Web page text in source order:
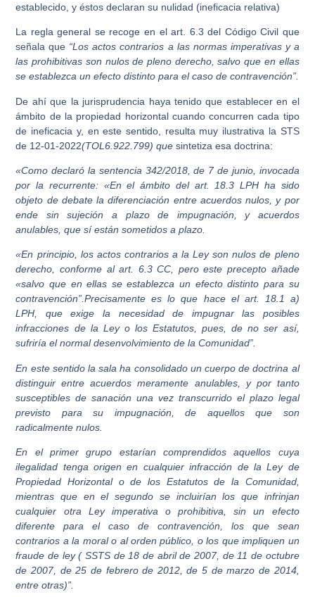
establecido, y éstos declaran su nulidad (ineficacia relativa)
La regla general se recoge en el art. 6.3 del Código Civil que
señala que “Los actos contrarios a las normas imperativas y a
las prohibitivas son nulos de pleno derecho, salvo que en ellas
se establezca un efecto distinto para el caso de contravención”.
De ahí que la jurisprudencia haya tenido que establecer en el
ámbito de la propiedad horizontal cuando concurren cada tipo
de ineficacia y, en este sentido, resulta muy ilustrativa la STS
de 12-01-2022(TOL6.922.799) que sintetiza esa doctrina:
«Como declaró la sentencia 342/2018, de 7 de junio, invocada
por la recurrente: «En el ámbito del art. 18.3 LPH ha sido
objeto de debate la diferenciación entre acuerdos nulos, y por
ende sin sujeción a plazo de impugnación, y acuerdos
anulables, que sí están sometidos a plazo.
«En principio, los actos contrarios a la Ley son nulos de pleno
derecho, conforme al art. 6.3 CC, pero este precepto añade
«salvo que en ellas se establezca un efecto distinto para su
contravención”.Precisamente es lo que hace el art. 18.1 a)
LPH, que exige la necesidad de impugnar las posibles
infracciones de la Ley o los Estatutos, pues, de no ser así,
sufriría el normal desenvolvimiento de la Comunidad”.
En este sentido la sala ha consolidado un cuerpo de doctrina al
distinguir entre acuerdos meramente anulables, y por tanto
susceptibles de sanación una vez transcurrido el plazo legal
previsto para su impugnación, de aquellos que son
radicalmente nulos.
En el primer grupo estarían comprendidos aquellos cuya
ilegalidad tenga origen en cualquier infracción de la Ley de
Propiedad Horizontal o de los Estatutos de la Comunidad,
mientras que en el segundo se incluirían los que infrinjan
cualquier otra Ley imperativa o prohibitiva, sin un efecto
diferente para el caso de contravención, los que sean
contrarios a la moral o al orden público, o los que impliquen un
fraude de ley ( SSTS de 18 de abril de 2007, de 11 de octubre
de 2007, de 25 de febrero de 2012, de 5 de marzo de 2014,
entre otras)”.